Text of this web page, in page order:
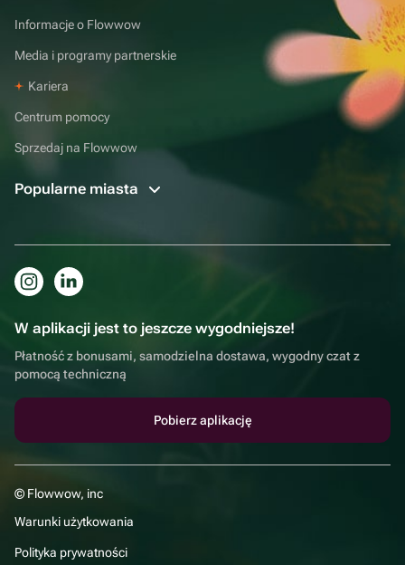
Informacje o Flowwow
Media i programy partnerskie
Kariera
Centrum pomocy
Sprzedaj na Flowwow
Popularne miasta
W aplikacji jest to jeszcze wygodniejsze!
Płatność z bonusami, samodzielna dostawa, wygodny czat z
pomocą techniczną
Pobierz aplikację
© Flowwow, inc
Warunki użytkowania
Polityka prywatności